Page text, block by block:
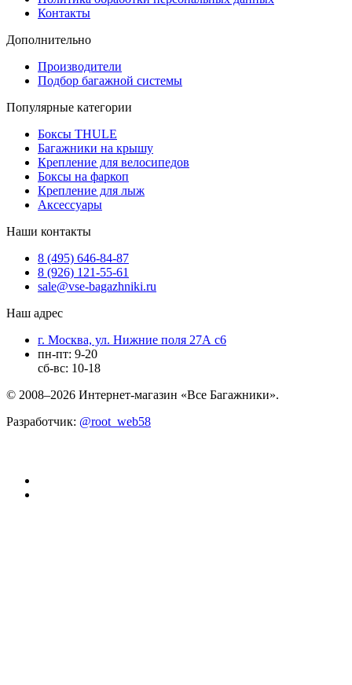
Контакты
Дополнительно
Производители
Подбор багажной системы
Популярные категории
Боксы THULE
Багажники на крышу
Крепление для велосипедов
Боксы на фаркоп
Крепление для лыж
Аксессуары
Наши контакты
8 (495) 646-84-87
8 (926) 121-55-61
sale@vse-bagazhniki.ru
Наш адрес
г. Москва, ул. Нижние поля 27А с6
пн-пт: 9-20
сб-вс: 10-18
© 2008–2026 Интернет-магазин «Все Багажники».
Разработчик: @root_web58